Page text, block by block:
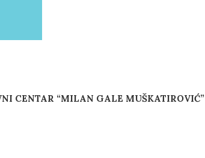
CENTAR “MILAN GALE MUŠKATIROVIĆ”